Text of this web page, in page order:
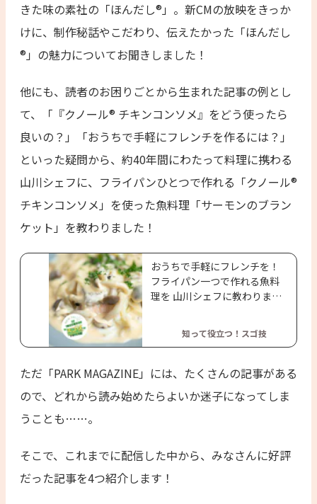
きた味の素社の「ほんだし®」。新CMの放映をきっか
けに、制作秘話やこだわり、伝えたかった「ほんだし
®」の魅力についてお聞きしました！
他にも、読者のお困りごとから生まれた記事の例とし
て、「『クノール® チキンコンソメ』をどう使ったら
良いの？」「おうちで手軽にフレンチを作るには？」
といった疑問から、約40年間にわたって料理に携わる
山川シェフに、フライパンひとつで作れる「クノール®
チキンコンソメ」を使った魚料理「サーモンのブラン
ケット」を教わりました！
おうちで手軽にフレンチを！
フライパン一つで作れる魚料
理を 山川シェフに教わりまし
知って役立つ！スゴ技
ただ「PARK MAGAZINE」には、たくさんの記事がある
ので、どれから読み始めたらよいか迷子になってしま
うことも……。
そこで、これまでに配信した中から、みなさんに好評
だった記事を4つ紹介します！